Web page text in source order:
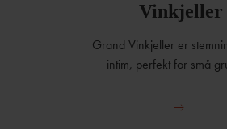
Vinkjeller
Grand Vinkjeller er
intim, perfekt for små